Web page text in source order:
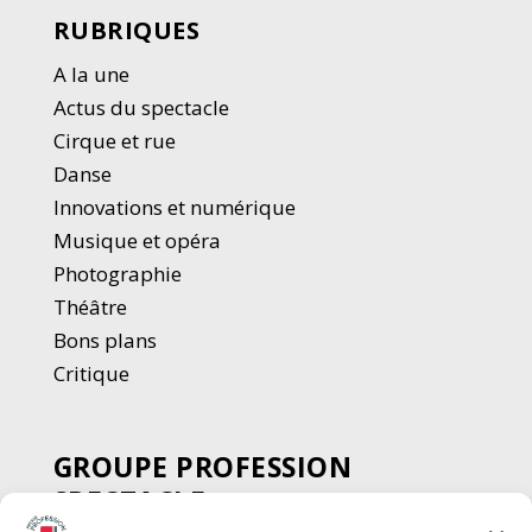
RUBRIQUES
A la une
Actus du spectacle
Cirque et rue
Danse
Innovations et numérique
Musique et opéra
Photographie
Théâtre
Bons plans
Critique
GROUPE PROFESSION
SPECTACLE